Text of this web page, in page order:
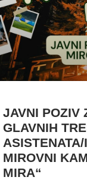
JAVNI POZIV
GLAVNIH
MIROVNI
MIRA“